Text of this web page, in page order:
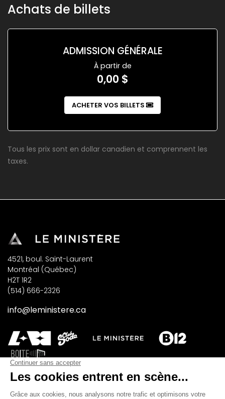
Achats de billets
ADMISSION GÉNÉRALE
À partir de
0,00 $
ACHETER VOS BILLETS
Tous les prix sont en dollar canadien et comprennent les
taxes.
4521, boul. Saint-Laurent
Montréal (Québec)
H2T 1R2
(514) 666-2326
info@leministere.ca